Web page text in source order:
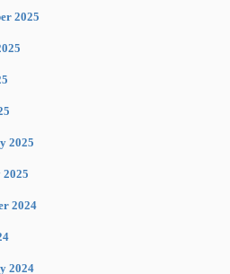
2025
2025
2024
2024